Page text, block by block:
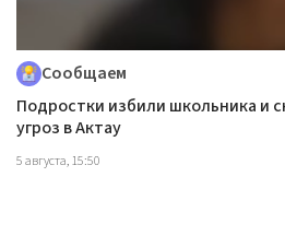
Сообщаем
Подростки избили школьника и
угроз в Актау
5 августа, 15:50